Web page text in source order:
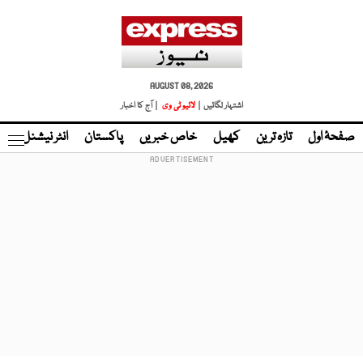
AUGUST 08, 2026
اشتہار لگائیں |
لائیو ٹی وی | آج کا اخبار
صفحۂ اول تازہ ترین کھیل خاص خبریں پاکستان انٹر نیشنل